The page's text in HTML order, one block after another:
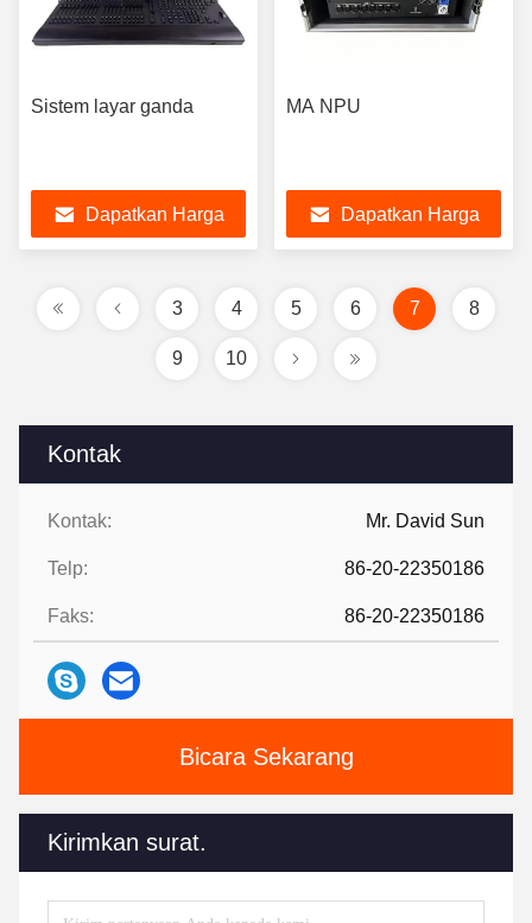
Kontak
Kontak: Mr. David Sun
Telp: 86-20-22350186
Faks: 86-20-22350186
Bicara Sekarang
Kirimkan surat.
Sistem layar ganda
Dapatkan Harga
MA NPU
Dapatkan Harga
3 4 5 6 7 8
9 10